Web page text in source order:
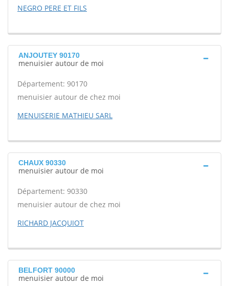
NEGRO PERE ET FILS
ANJOUTEY 90170
menuisier autour de moi
Département: 90170
menuisier autour de chez moi
MENUISERIE MATHIEU SARL
CHAUX 90330
menuisier autour de moi
Département: 90330
menuisier autour de chez moi
RICHARD JACQUIOT
BELFORT 90000
menuisier autour de moi